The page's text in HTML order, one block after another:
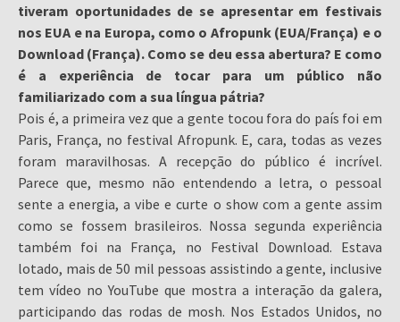
tiveram oportunidades de se apresentar em festivais
nos EUA e na Europa, como o Afropunk (EUA/França) e o
Download (França). Como se deu essa abertura? E como
é a experiência de tocar para um público não
familiarizado com a sua língua pátria?
Pois é, a primeira vez que a gente tocou fora do país foi em
Paris, França, no festival Afropunk. E, cara, todas as vezes
foram maravilhosas. A recepção do público é incrível.
Parece que, mesmo não entendendo a letra, o pessoal
sente a energia, a vibe e curte o show com a gente assim
como se fossem brasileiros. Nossa segunda experiência
também foi na França, no Festival Download. Estava
lotado, mais de 50 mil pessoas assistindo a gente, inclusive
tem vídeo no YouTube que mostra a interação da galera,
participando das rodas de mosh. Nos Estados Unidos, no